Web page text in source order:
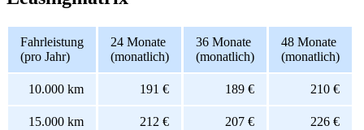
Fahrleistung
(pro Jahr)
24 Monate
(monatlich)
36 Monate
(monatlich)
48 Monate
(monatlich)
10.000 km 191 € 189 € 210 €
15.000 km 212 € 207 € 226 €